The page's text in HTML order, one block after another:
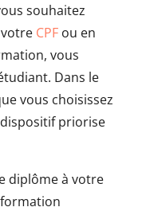
souhaitez
CPFou en
vous
Dans le
vous choisissez
priorise
diplôme à votre